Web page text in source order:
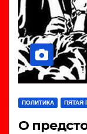
ПОЛИТИКА ПЯТАЯ
О